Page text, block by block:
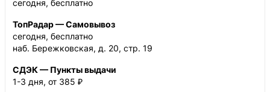
сегодня, бесплатно
ТопРадар — Самовывоз
сегодня, бесплатно
наб. Бережковская, д. 20, стр. 19
СДЭК — Пункты выдачи
1-3 дня, от 385 ₽